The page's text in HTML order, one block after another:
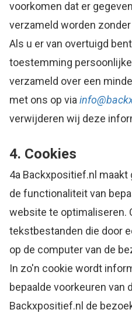
voorkomen dat er
verzameld worden
Als u er van overtuigd
toestemming
verzameld over een
met ons op via
verwijderen wij deze
4. Cookies
4a Backxpositief.nl
de functionaliteit van
website te optimaliseren.
tekstbestanden die door
op de computer van de
In zo'n cookie wordt
bepaalde voorkeuren van
Backxpositief.nl de